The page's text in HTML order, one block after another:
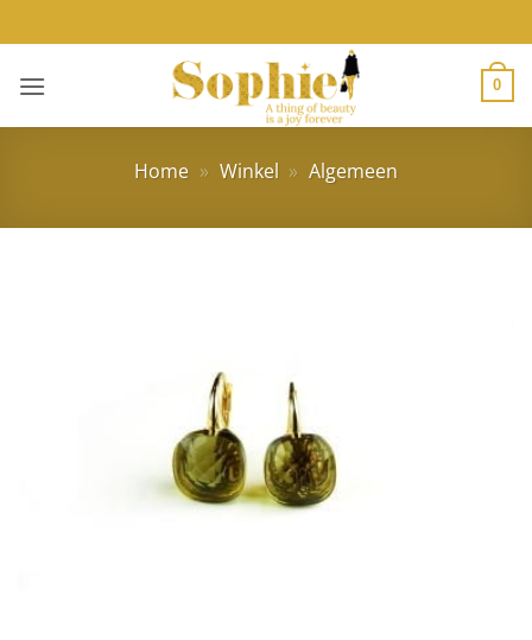
naar
inhoud
0
Home » Winkel » Algemeen